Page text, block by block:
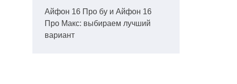
Айфон 16 Про бу и Айфон 16
Про Макс: выбираем лучший
вариант